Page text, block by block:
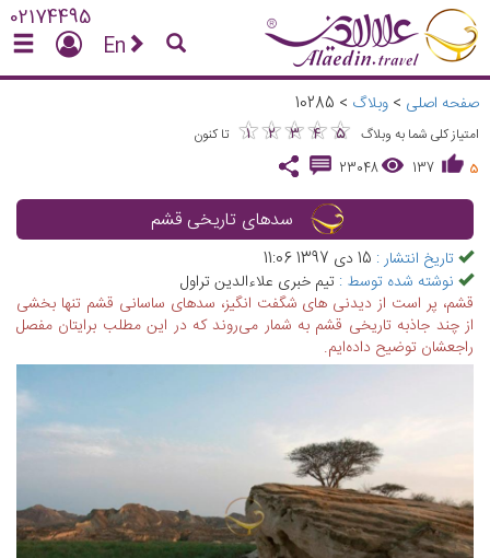
02174495
En
صفحه اصلی > وبلاگ >
10285
امتیاز کلی شما به وبلاگ ★
1 ★
2 ★
3 ★
4 ★
5
★★★★★
تا کنون
5
137
23048
سدهای تاریخی قشم
تاریخ انتشار : 15 دی 1397 11:06
نوشته شده توسط : تیم خبری علاءالدین تراول
قشم، پر است از دیدنی های شگفت انگیز، سدهای ساسانی قشم تنها بخشی
از چند جاذبه تاریخی قشم به شمار می‌روند که در این مطلب برایتان مفصل
راجعشان توضیح داده‌ایم.